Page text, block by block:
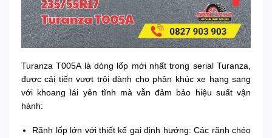
Turanza T005A là dòng lốp mới nhất trong serial Turanza,
được cải tiến vượt trội dành cho phân khúc xe hạng sang
với khoang lái yên tĩnh mà vẫn đảm bảo hiệu suất vận
hành:
Rãnh lốp lớn với thiết kế gai định hướng: Các rãnh chéo